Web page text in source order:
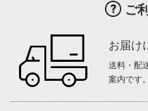
ご
お届け
送料・配
案内です。